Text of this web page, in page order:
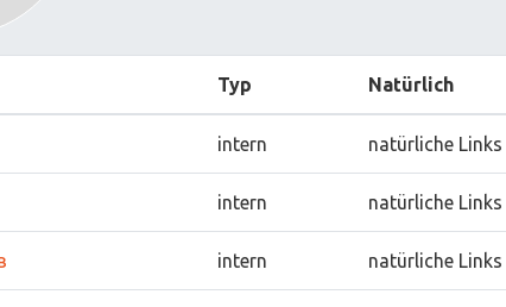
Typ Natürlich
intern natürliche Links
intern natürliche Links
intern natürliche Links